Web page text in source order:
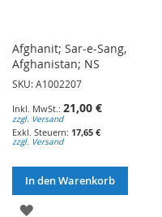
Afghanit; Sar-e-Sang,
Afghanistan; NS
SKU: A1002207
21,00 €
zzgl. Versand
17,65 €
zzgl. Versand
In den Warenkorb
ZUR